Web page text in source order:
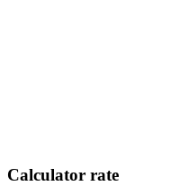
Calculator rate